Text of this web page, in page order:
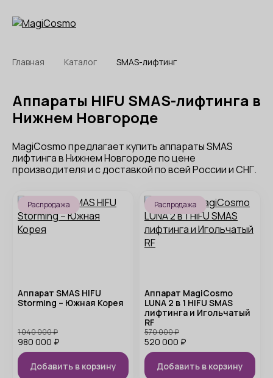
Главная Каталог SMAS-лифтинг
Аппараты HIFU SMAS-лифтинга в
Нижнем Новгороде
MagiCosmo предлагает купить аппараты SMAS
лифтинга в Нижнем Новгороде по цене
производителя и с доставкой по всей России и СНГ.
Распродажа
Аппарат SMAS HIFU
Storming – Южная Корея
980 000 ₽
1 040 000₽
Добавить в корзину
Распродажа
Аппарат MagiCosmo
LUNA 2 в 1 HIFU SMAS
лифтинга и Игольчатый
RF
520 000 ₽
570 000₽
Добавить в корзину